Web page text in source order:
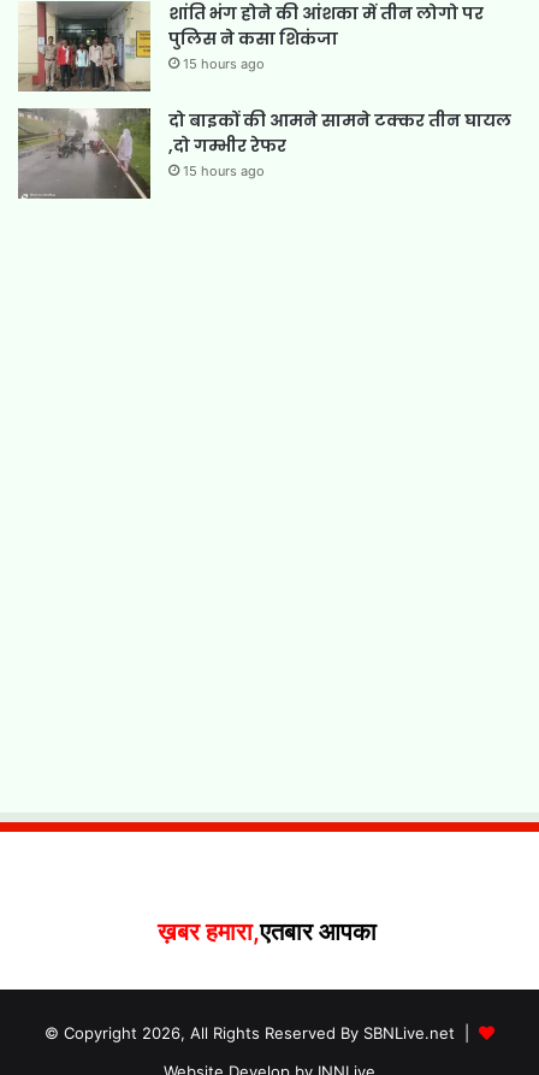
शांति भंग होने की आंशका में तीन लोगो पर
पुलिस ने कसा शिकंजा
15 hours ago
दो बाइकों की आमने सामने टक्कर तीन घायल
,दो गम्भीर रेफर
15 hours ago
ख़बर हमारा,एतबार आपका
© Copyright 2026, All Rights Reserved By SBNLive.net |